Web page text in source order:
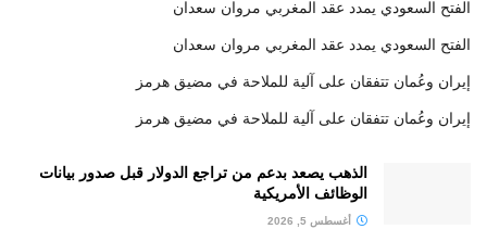
الفتح السعودي يمدد عقد المغربي مروان سعدان
الفتح السعودي يمدد عقد المغربي مروان سعدان
إيران وعُمان تتفقان على آلية للملاحة في مضيق هرمز
إيران وعُمان تتفقان على آلية للملاحة في مضيق هرمز
الذهب يصعد بدعم من تراجع الدولار قبل صدور بيانات
الوظائف الأمريكية
أغسطس 5, 2026